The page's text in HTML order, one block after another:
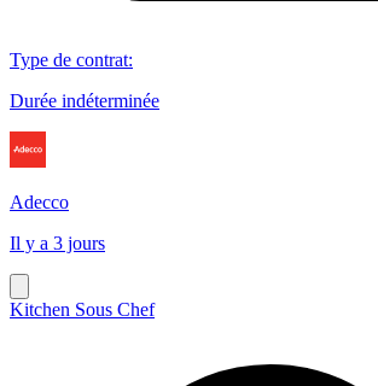
Type de contrat:
Durée indéterminée
Adecco
Il y a 3 jours
Kitchen Sous Chef